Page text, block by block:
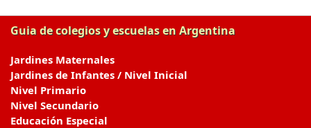
Guia de colegios y escuelas en Argentina
Jardines Maternales
Jardines de Infantes / Nivel Inicial
Nivel Primario
Nivel Secundario
Educación Especial